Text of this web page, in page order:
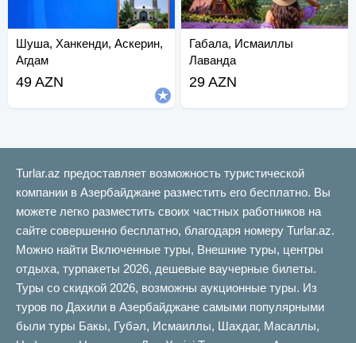
Шуша, Ханкенди, Аскерин,
Агдам
49 AZN
Габала, Исмаиллы
Лаванда
29 AZN
Turlar.az предоставляет возможность туристической
компании в Азербайджане разместить его бесплатно. Вы
можете легко разместить своих частных работников на
сайте совершенно бесплатно, благодаря номеру Turlar.az.
Можно найти Включенные туры, Внешние туры, центры
отдыха, турпакеты 2026, дешевые ваучерные билеты.
Туры со скидкой 2026, возможны аукционные туры. Из
туров по Дахили в Азербайджане самыми популярными
были туры Бакы, Губəл, Исмаиллы, Шахдаг, Масаллы,